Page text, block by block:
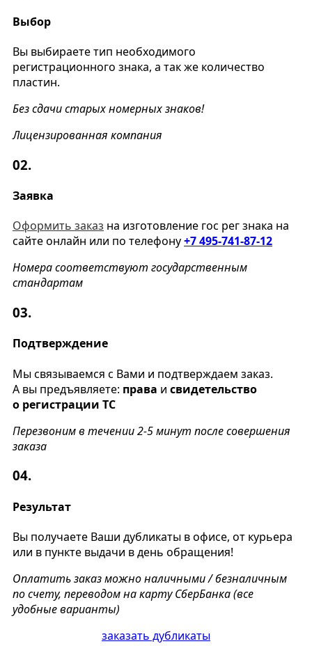
Выбор
Вы выбираете тип необходимого
регистрационного знака, а так же количество
пластин.
Без сдачи старых номерных знаков!
Лицензированная компания
02.
Заявка
Оформить заказ на изготовление гос рег знака на
сайте онлайн или по телефону+7 495-741-87-12
Номера соответствуют государственным
стандартам
03.
Подтверждение
Мы связываемся с Вами и подтверждаем заказ.
А вы предъявляете: права и свидетельство
о регистрации ТС
Перезвоним в течении 2-5 минут после совершения
заказа
04.
Результат
Вы получаете Ваши дубликаты в офисе, от курьера
или в пункте выдачи в день обращения!
Оплатить заказ можно наличными / безналичным
по счету, переводом на карту СберБанка (все
удобные варианты)
заказать дубликаты